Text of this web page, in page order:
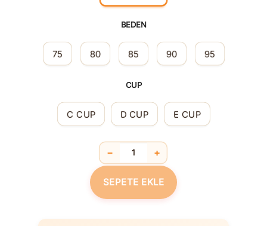
BEDEN
75 80 85 90 95
CUP
C CUP D CUP E CUP
Balenli Desteksiz Dolgusuz
− +
SEPETE EKLE